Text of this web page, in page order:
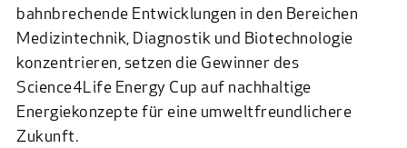
bahnbrechende Entwicklungen in den Bereichen
Medizintechnik, Diagnostik und Biotechnologie
konzentrieren, setzen die Gewinner des
Science4Life Energy Cup auf nachhaltige
Energiekonzepte für eine umweltfreundlichere
Zukunft.